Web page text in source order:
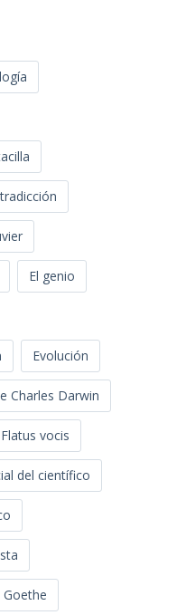
El genio
Evolución
Charles Darwin
Flatus vocis
del científico
Goethe